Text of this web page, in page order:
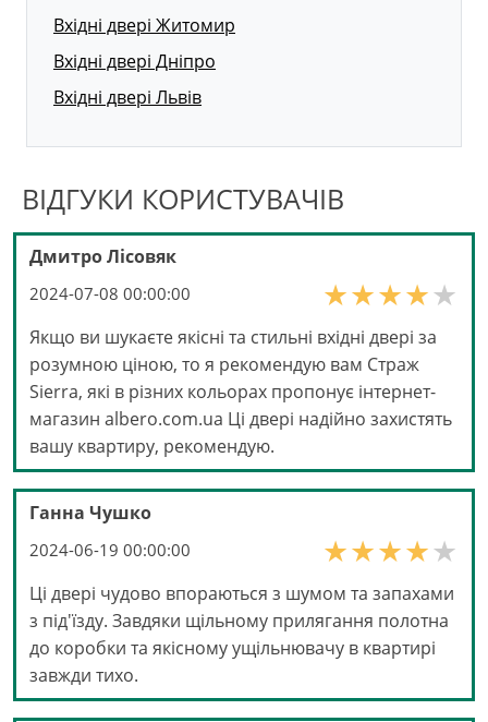
Вхідні двері Житомир
Вхідні двері Дніпро
Вхідні двері Львів
ВІДГУКИ КОРИСТУВАЧІВ
Дмитро Лісовяк
2024-07-08 00:00:00
Якщо ви шукаєте якісні та стильні вхідні двері за
розумною ціною, то я рекомендую вам Страж
Sierra, які в різних кольорах пропонує інтернет-
магазин albero.com.ua Ці двері надійно захистять
вашу квартиру, рекомендую.
Ганна Чушко
2024-06-19 00:00:00
Ці двері чудово впораються з шумом та запахами
з під'їзду. Завдяки щільному прилягання полотна
до коробки та якісному ущільнювачу в квартирі
завжди тихо.